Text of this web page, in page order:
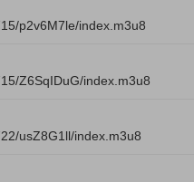
p2v6M7le/index.m3u8
Z6SqIDuG/index.m3u8
usZ8G1ll/index.m3u8